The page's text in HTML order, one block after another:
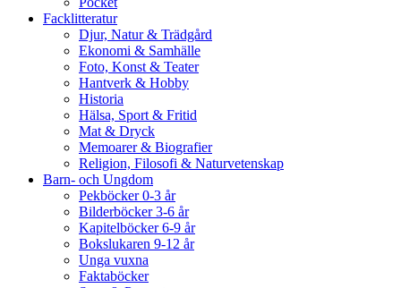
Facklitteratur
Djur, Natur & Trädgård
Ekonomi & Samhälle
Foto, Konst & Teater
Hantverk & Hobby
Historia
Hälsa, Sport & Fritid
Mat & Dryck
Memoarer & Biografier
Religion, Filosofi & Naturvetenskap
Barn- och Ungdom
Pekböcker 0-3 år
Bilderböcker 3-6 år
Kapitelböcker 6-9 år
Bokslukaren 9-12 år
Unga vuxna
Faktaböcker